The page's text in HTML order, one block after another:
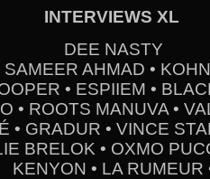
INTERVIEWS XL
DEE NASTY
SAMEER AHMAD •
• ESPIIEM •
• ROOTS MANUVA •
• GRADUR • VINCE
BRELOK • OXMO
KENYON • LA RUMEUR